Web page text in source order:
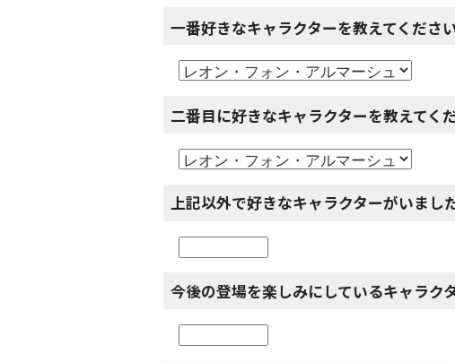
一番好きなキャラクターを教えてください
二番目に好きなキャラクターを教えてくだ
上記以外で好きなキャラクターがいまし
今後の登場を楽しみにしているキャラク